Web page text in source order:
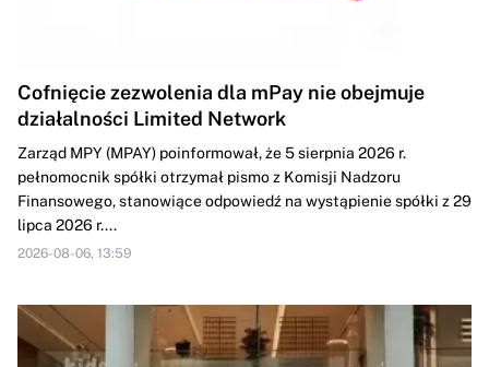
Cofnięcie zezwolenia dla mPay nie obejmuje
działalności Limited Network
Zarząd MPY (MPAY) poinformował, że 5 sierpnia 2026 r.
pełnomocnik spółki otrzymał pismo z Komisji Nadzoru
Finansowego, stanowiące odpowiedź na wystąpienie spółki z 29
lipca 2026 r....
2026-08-06, 13:59